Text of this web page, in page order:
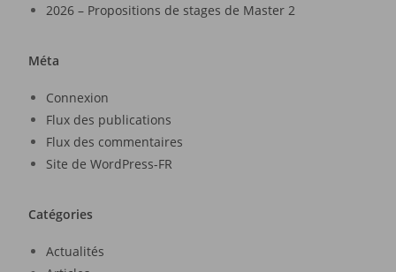
2026 – Propositions de stages de Master 2
Méta
Connexion
Flux des publications
Flux des commentaires
Site de WordPress-FR
Catégories
Actualités